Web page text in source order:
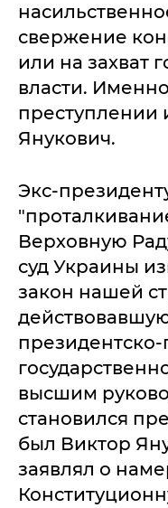
свержение
или на захват
власти.
преступлении
Янукович.
Экс-
Верховную
суд Украины
закон нашей
высшим
становился
был Виктор
заявлял о